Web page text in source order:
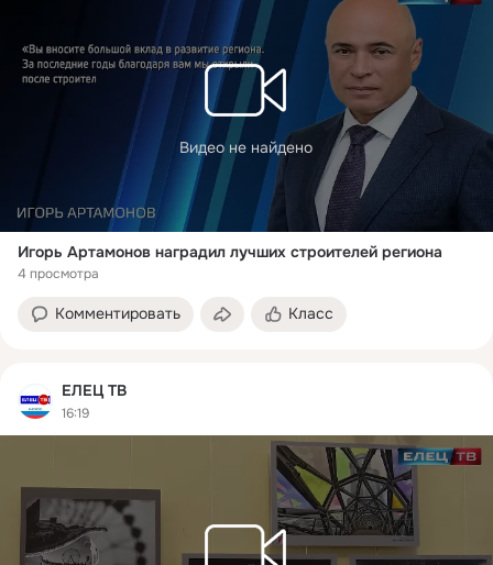
Видео не найдено
Игорь Артамонов наградил лучших строителей региона
4 просмотра
Комментировать Класс
ЕЛЕЦ ТВ
16:19